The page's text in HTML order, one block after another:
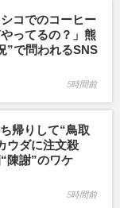
コでのコーヒー
ってるの？」熊
”で問われるSNS
5時間前
帰りして“鳥取
ウダに注文殺
陳謝”のワケ
5時間前